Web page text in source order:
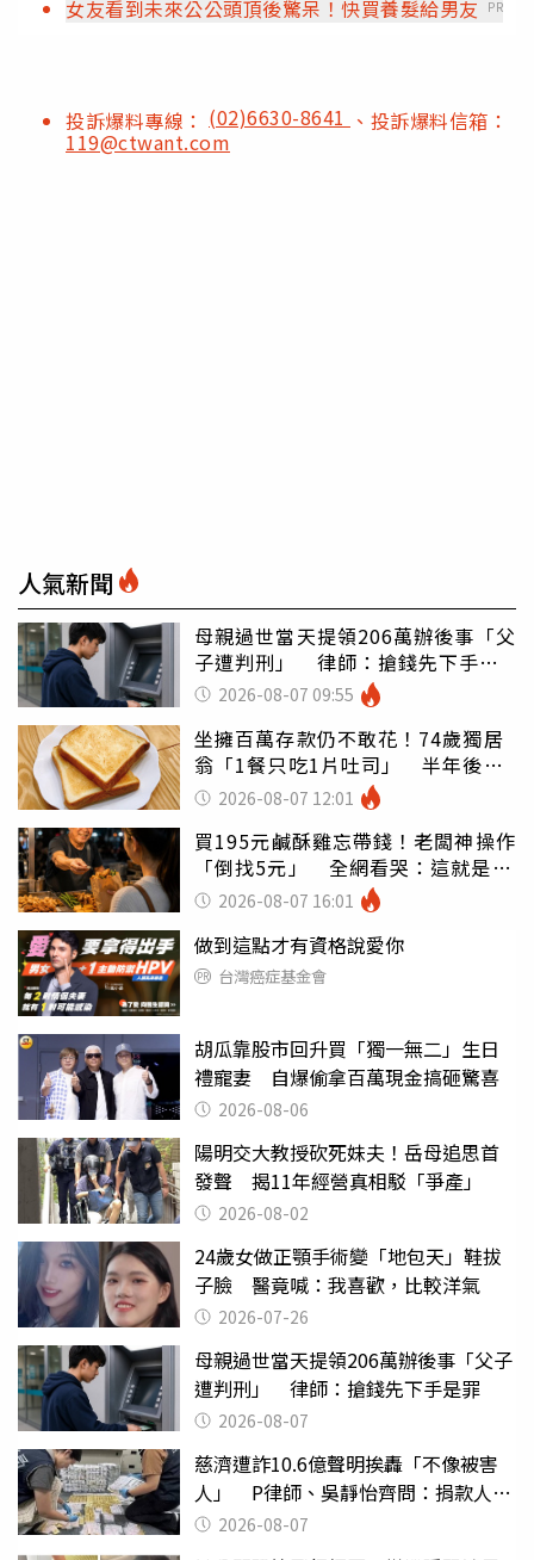
女友看到未來公公頭頂後驚呆！快買養髮給男友 PR
投訴爆料專線： (02)6630-8641 、投訴爆料信箱：
119@ctwant.com
人氣新聞
母親過世當天提領206萬辦後事「父
子遭判刑」 律師：搶錢先下手是
罪 2026-08-07 09:55
坐擁百萬存款仍不敢花！74歲獨居
翁「1餐只吃1片吐司」 半年後暴
瘦嚇壞女兒
2026-08-07 12:01
買195元鹹酥雞忘帶錢！老闆神操作
「倒找5元」 全網看哭：這就是台
灣 2026-08-07 16:01
做到這點才有資格說愛你
台灣癌症基金會
胡瓜靠股市回升買「獨一無二」生日
禮寵妻 自爆偷拿百萬現金搞砸驚喜
2026-08-06
陽明交大教授砍死妹夫！岳母追思首
發聲 揭11年經營真相駁「爭產」
2026-08-02
24歲女做正顎手術變「地包天」鞋拔
子臉 醫竟喊：我喜歡，比較洋氣
2026-07-26
母親過世當天提領206萬辦後事「父子
遭判刑」 律師：搶錢先下手是罪
2026-08-07
慈濟遭詐10.6億聲明挨轟「不像被害
人」 P律師、吳靜怡齊問：捐款人有
權知道真相
2026-08-07